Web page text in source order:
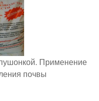
Применение
почвы